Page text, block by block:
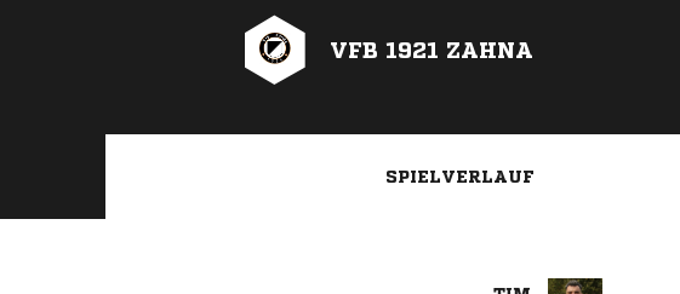
VFB 1921 ZAHNA
SPIELVERLAUF